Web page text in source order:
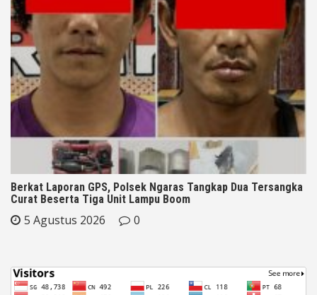
Berkat Laporan GPS, Polsek Ngaras Tangkap Dua Tersangka
Curat Beserta Tiga Unit Lampu Boom
5 Agustus 2026 0